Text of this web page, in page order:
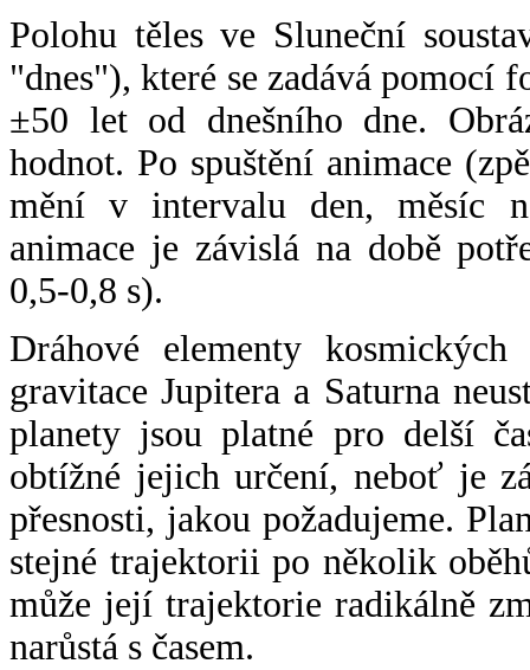
Polohu těles ve Sluneční
"dnes"), které se zadává pomocí
±50 let od dnešního dne.
hodnot. Po spuštění animace
mění v intervalu den, měsíc
animace je závislá na době
0,5-0,8 s).
Dráhové elementy
gravitace Jupitera a Saturna
planety jsou platné pro delší
obtížné jejich určení, neboť je
přesnosti, jakou požadujeme.
stejné trajektorii po několik
může její trajektorie radikálně
narůstá s časem.